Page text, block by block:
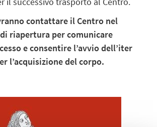
contattare il Centro nel
riapertura per comunicare
e consentire l’avvio dell’iter
l’acquisizione del corpo.